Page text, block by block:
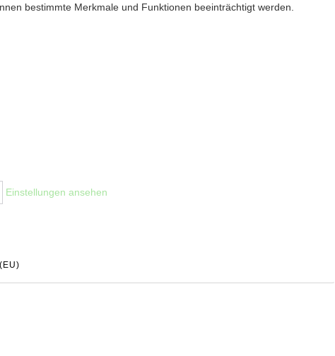
bestimmte Merkmale und Funktionen beeinträchtigt werden.
Einstellungen ansehen